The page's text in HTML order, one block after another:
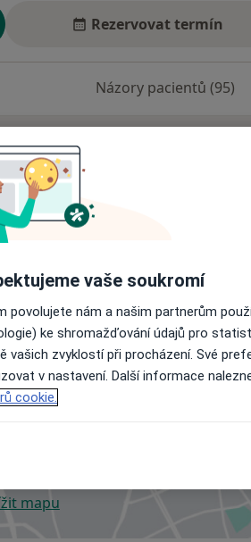
Rezervovat termín
Názory pacientů (95)
nejsou k dispozici
informace o svých službách.
mapu
se otevře v nové záložce
vaše soukromí
povolujete nám a našim partnerům
ke shromažďování údajů pro
vašich zvyklostí při procházení. Své
v nastavení. Další informace
cookie.